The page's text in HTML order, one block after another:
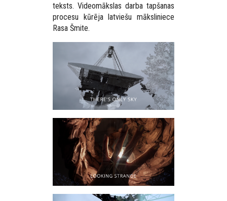
teksts. Videomākslas darba tapšanas
procesu kūrēja latviešu māksliniece
Rasa Šmite.